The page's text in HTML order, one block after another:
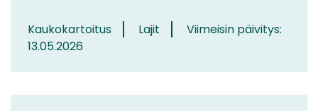
Kaukokartoitus Lajit
Viimeisin päivitys:
13.05.2026